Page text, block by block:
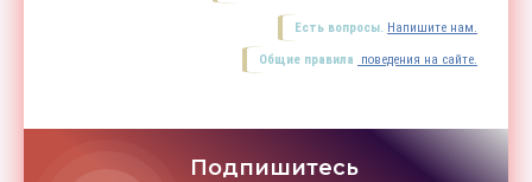
Есть вопросы. Напишите нам.
Общие правила поведения на сайте.
Подпишитесь